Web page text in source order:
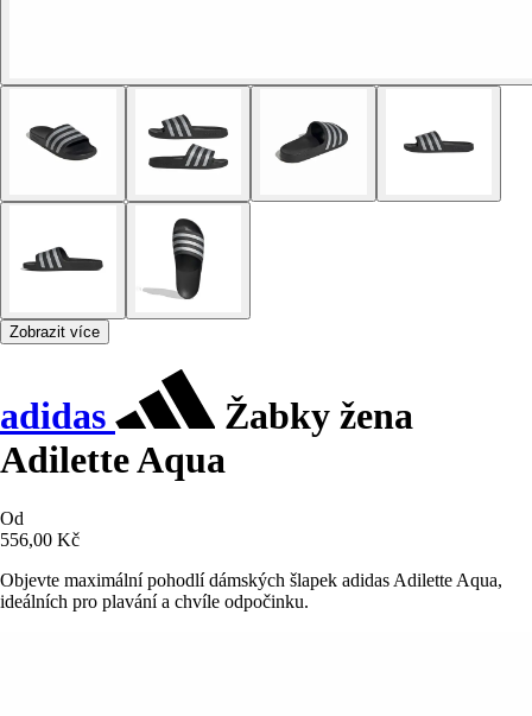
Zobrazit více
adidas
Žabky žena
Adilette Aqua
Od
556,00 Kč
Objevte maximální pohodlí dámských šlapek adidas Adilette Aqua,
ideálních pro plavání a chvíle odpočinku.